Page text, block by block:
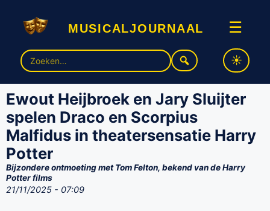
musicaljournaal ☰
Zoek
naar:
Ewout Heijbroek en Jary Sluijter
spelen Draco en Scorpius
Malfidus in theatersensatie Harry
Potter
Bijzondere ontmoeting met Tom Felton, bekend van de Harry
Potter films
21/11/2025 - 07:09